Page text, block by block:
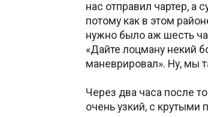
нас отправил чартер, а
потому как в этом
нужно было аж шесть
«Дайте лоцману некий
маневрировал». Ну, мы
Через два часа после
очень узкий, с крутыми